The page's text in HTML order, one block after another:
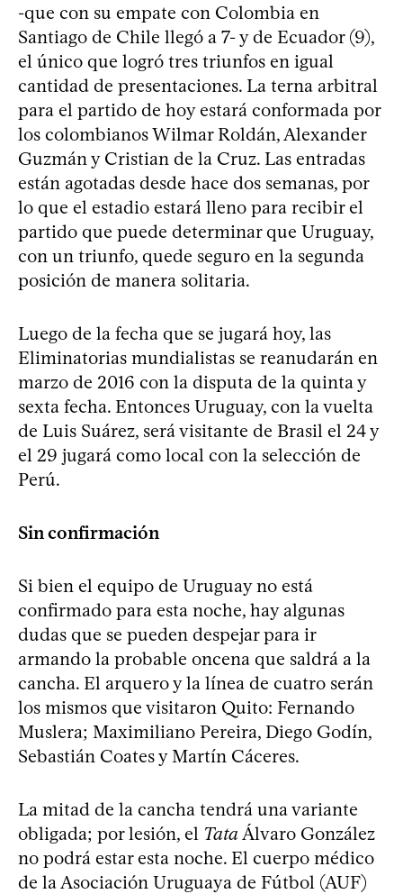
-que con su empate con Colombia en
Santiago de Chile llegó a 7- y de Ecuador (9),
el único que logró tres triunfos en igual
cantidad de presentaciones. La terna arbitral
para el partido de hoy estará conformada por
los colombianos Wilmar Roldán, Alexander
Guzmán y Cristian de la Cruz. Las entradas
están agotadas desde hace dos semanas, por
lo que el estadio estará lleno para recibir el
partido que puede determinar que Uruguay,
con un triunfo, quede seguro en la segunda
posición de manera solitaria.
Luego de la fecha que se jugará hoy, las
Eliminatorias mundialistas se reanudarán en
marzo de 2016 con la disputa de la quinta y
sexta fecha. Entonces Uruguay, con la vuelta
de Luis Suárez, será visitante de Brasil el 24 y
el 29 jugará como local con la selección de
Perú.
Sin confirmación
Si bien el equipo de Uruguay no está
confirmado para esta noche, hay algunas
dudas que se pueden despejar para ir
armando la probable oncena que saldrá a la
cancha. El arquero y la línea de cuatro serán
los mismos que visitaron Quito: Fernando
Muslera; Maximiliano Pereira, Diego Godín,
Sebastián Coates y Martín Cáceres.
La mitad de la cancha tendrá una variante
obligada; por lesión, el Tata Álvaro González
no podrá estar esta noche. El cuerpo médico
de la Asociación Uruguaya de Fútbol (AUF)